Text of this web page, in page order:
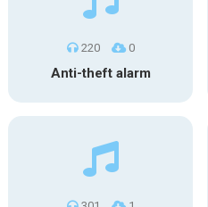
220 0
Anti-theft alarm